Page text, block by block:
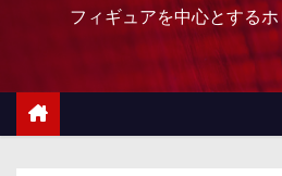
フィギュアを中心とする